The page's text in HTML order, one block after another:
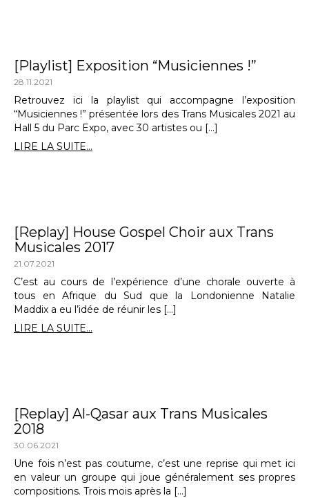
[Playlist] Exposition “Musiciennes !”
28.11.2021
Retrouvez ici la playlist qui accompagne l’exposition
“Musiciennes !” présentée lors des Trans Musicales 2021 au
Hall 5 du Parc Expo, avec 30 artistes ou […]
LIRE LA SUITE...
[Replay] House Gospel Choir aux Trans
Musicales 2017
21.07.2021
C’est au cours de l’expérience d’une chorale ouverte à
tous en Afrique du Sud que la Londonienne Natalie
Maddix a eu l’idée de réunir les […]
LIRE LA SUITE...
[Replay] Al-Qasar aux Trans Musicales
2018
30.06.2021
Une fois n’est pas coutume, c’est une reprise qui met ici
en valeur un groupe qui joue généralement ses propres
compositions. Trois mois après la […]